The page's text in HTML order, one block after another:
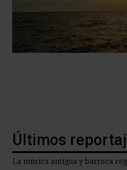
Últimos
La música antigua y barroca